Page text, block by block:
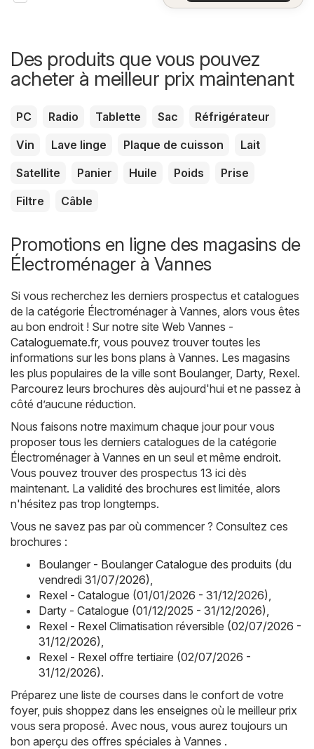
Des produits que vous pouvez
acheter à meilleur prix maintenant
PC Radio Tablette Sac
Réfrigérateur
Vin
Lave linge Plaque de cuisson
Lait
Satellite
Panier Huile Poids
Prise
Filtre
Câble
Promotions en ligne des magasins de
Électroménager à Vannes
Si vous recherchez les derniers prospectus et catalogues
de la catégorie Électroménager à Vannes, alors vous êtes
au bon endroit ! Sur notre site Web Vannes -
Cataloguemate.fr, vous pouvez trouver toutes les
informations sur les bons plans à Vannes. Les magasins
les plus populaires de la ville sont Boulanger, Darty, Rexel.
Parcourez leurs brochures dès aujourd'hui et ne passez à
côté d’aucune réduction.
Nous faisons notre maximum chaque jour pour vous
proposer tous les derniers catalogues de la catégorie
Électroménager à Vannes en un seul et même endroit.
Vous pouvez trouver des prospectus 13 ici dès
maintenant. La validité des brochures est limitée, alors
n'hésitez pas trop longtemps.
Vous ne savez pas par où commencer ? Consultez ces
brochures :
Boulanger - Boulanger Catalogue des produits (du
vendredi 31/07/2026)
Rexel - Catalogue (01/01/2026 - 31/12/2026)
Darty - Catalogue (01/12/2025 - 31/12/2026)
Rexel - Rexel Climatisation réversible (02/07/2026 -
31/12/2026)
Rexel - Rexel offre tertiaire (02/07/2026 -
31/12/2026).
Préparez une liste de courses dans le confort de votre
foyer, puis shoppez dans les enseignes où le meilleur prix
vous sera proposé. Avec nous, vous aurez toujours un
bon aperçu des offres spéciales à Vannes .